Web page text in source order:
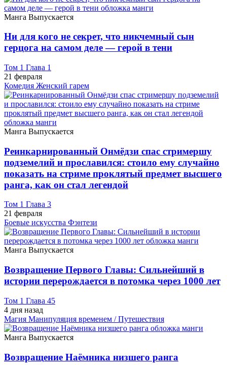
Манга Выпускается
Ни для кого не секрет, что никчемный сын
герцога на самом деле — герой в тени
Том 1 Глава 1
21 февраля
Комедия Женский гарем
Манга Выпускается
Реинкарнированный Онмёдзи спас стримершу
подземелий и прославился: стоило ему случайно
показать на стриме проклятый предмет высшего
ранга, как он стал легендой
Том 1 Глава 3
21 февраля
Боевые искусства Фэнтези
Манга Выпускается
Возвращение Первого Главы: Сильнейший в
истории перерождается в потомка через 1000 лет
Том 1 Глава 45
4 дня назад
Магия Манипуляция временем / Путешествия
Манга Выпускается
Возвращение Наёмника низшего ранга